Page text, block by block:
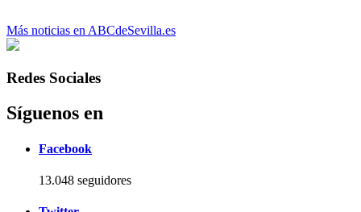
Más noticias en ABCdeSevilla.es
Redes Sociales
Síguenos en
Facebook
13.048 seguidores